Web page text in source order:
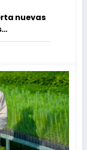
nuevas
los
medio